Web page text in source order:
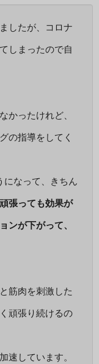
したが、コロナ
しまったので自
かったけれど、
の指導をしてく
になって、きちん
張っても効果が
ンが下がって、
筋肉を刺激した
頑張り続けるの
速しています。